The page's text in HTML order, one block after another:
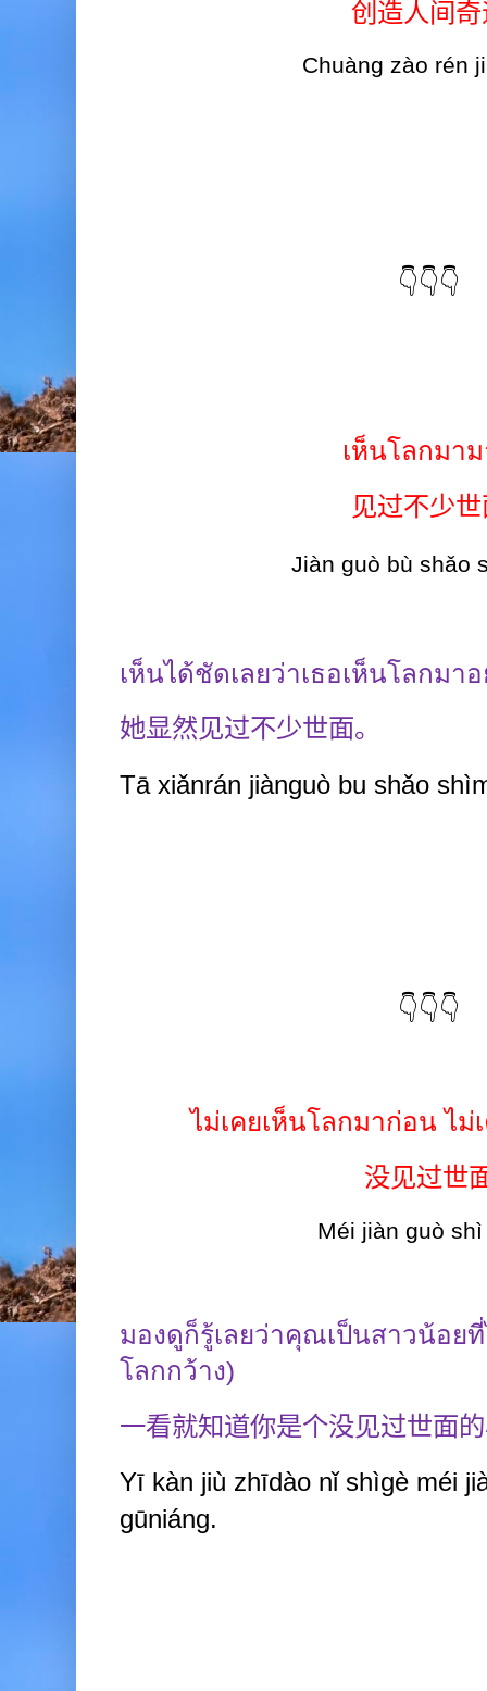
创造人间奇
Chuàng zào rén
👇👇👇
เห็นโลกมา
见过不少
Jiàn guò bù shǎo
เห็นได้ชัดเลยว่าเธอเห็นโลกมา
她显然见过不少世面。
Tā xiǎnrán jiànguò bu shǎo
👇👇👇
ไม่เคยเห็นโลกมาก่อน ไม่
没见过世
Méi jiàn guò shì
มองดูก็รู้เลยว่าคุณเป็นสาวน้อยที่
โลกกว้าง)
一看就知道你是个没见过世面
Yī kàn jiù zhīdào nǐ shìgè méi
gūniáng.